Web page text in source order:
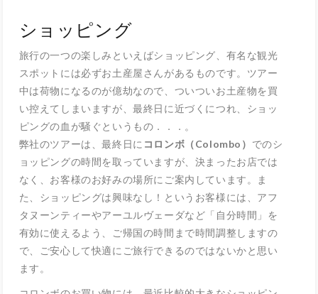
ショッピング
旅行の一つの楽しみといえばショッピング、有名な観光
スポットには必ずお土産屋さんがあるものです。ツアー
中は荷物になるのが億劫なので、ついついお土産物を買
い控えてしまいますが、最終日に近づくにつれ、ショッ
ピングの血が騒ぐというもの．．．。
弊社のツアーは、最終日に コロンボ（Colombo） でのシ
ョッピングの時間を取っていますが、決まったお店では
なく、お客様のお好みの場所にご案内しています。ま
た、ショッピングは興味なし！というお客様には、アフ
タヌーンティーやアーユルヴェーダなど「自分時間」を
有効に使えるよう、ご帰国の時間まで時間調整しますの
で、ご安心して快適にご旅行できるのではないかと思い
ます。